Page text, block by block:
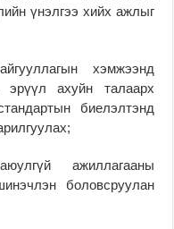
үнэлгээ хийх ажлыг
хэмжээнд
эрүүл ахуйн талаарх
биелэлтэнд
ажиллагааны
боловсруулан